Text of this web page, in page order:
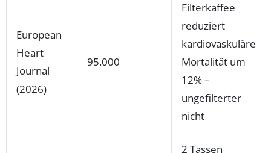
European
Heart
Journal
(2026)
95.000
Filterkaffee
reduziert
kardiovaskuläre
Mortalität um
12% –
ungefilterter
nicht
2 Tassen